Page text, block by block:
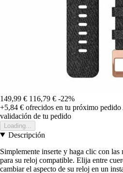
149,99 € 116,79 € -22%
+5,84 € ofrecidos en tu próximo pedido
validación de tu pedido
Loading...
Descripción
Simplemente inserte y haga clic con las
para su reloj compatible. Elija entre
cambiar el aspecto de su reloj en un